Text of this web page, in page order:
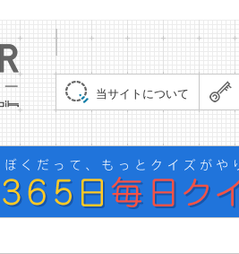
当サイトについて